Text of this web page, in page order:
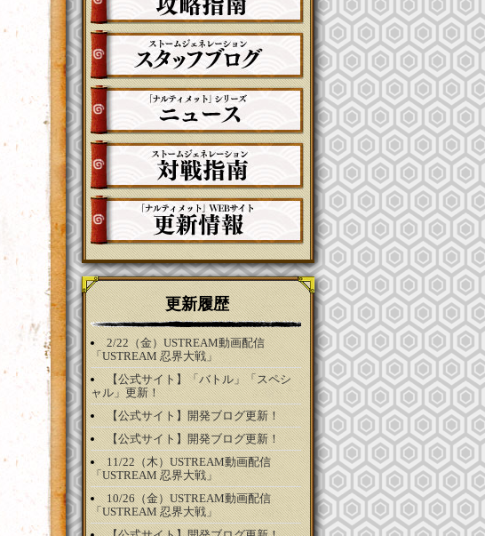
更新履歴
2/22（金）USTREAM動画配信
「USTREAM 忍界大戦」
【公式サイト】「バトル」「スペシ
ャル」更新！
【公式サイト】開発ブログ更新！
【公式サイト】開発ブログ更新！
11/22（木）USTREAM動画配信
「USTREAM 忍界大戦」
10/26（金）USTREAM動画配信
「USTREAM 忍界大戦」